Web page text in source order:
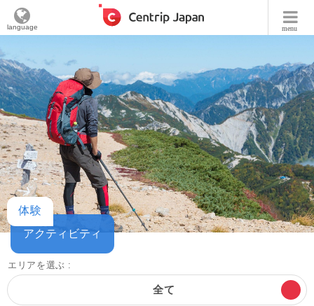
menu
language
体験
アクティビティ
エリアを選ぶ :
全て